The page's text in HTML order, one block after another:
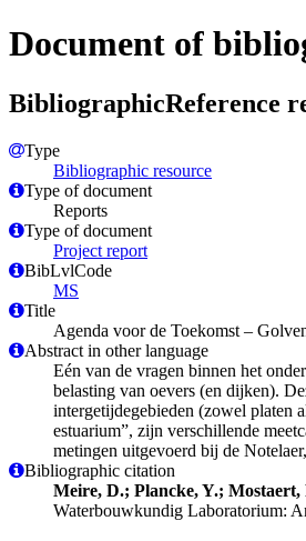
Document of
BibliographicReference
Type
Bibliographic resource
Type of document
Reports
Type of document
Project report
BibLvlCode
MS
Title
Agenda voor de Toekomst –
Abstract in other language
Eén van de vragen binnen het
belasting van oevers (en dijken).
intergetijdegebieden (zowel platen
estuarium”, zijn verschillende
metingen uitgevoerd bij de
Bibliographic citation
Meire, D.; Plancke, Y.; Mostaert,
Waterbouwkundig Laboratorium: